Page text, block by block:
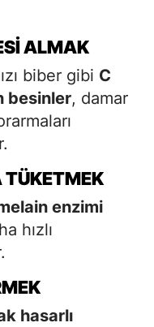
ALMAK
biber gibi C
besinler, damar
TÜKETMEK
enzimi
hızlı
hasarlı